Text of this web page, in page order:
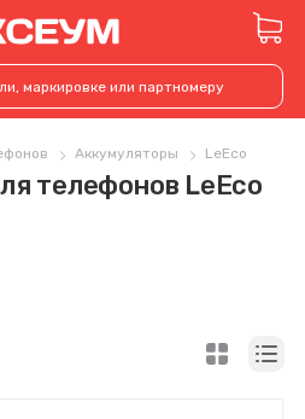
Аккумуляторы LeEco
телефонов LeEco